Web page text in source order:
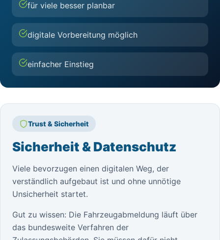
für viele besser planbar
digitale Vorbereitung möglich
einfacher Einstieg
Trust & Sicherheit
Sicherheit & Datenschutz
Viele bevorzugen einen digitalen Weg, der
verständlich aufgebaut ist und ohne unnötige
Unsicherheit startet.
Gut zu wissen: Die Fahrzeugabmeldung läuft über
das bundesweite Verfahren der